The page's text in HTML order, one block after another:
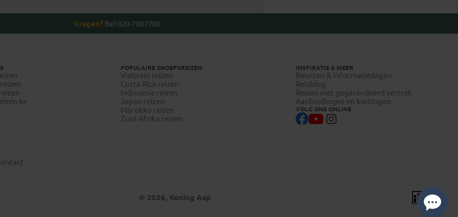
Vragen? Bel 020-7887700
6+
POPULAIRE GROEPSREIZEN
Vietnam reizen
Costa Rica reizen
Indonesie reizen
Japan reizen
Marokko reizen
Zuid-Afrika reizen
INSPIRATIE & MEER
Beurzen & informatiedagen
Reisblog
Reizen met gegarandeerd vertrek
Aanbiedingen en kortingen
VOLG ONS ONLINE
© 2026, Koning Aap